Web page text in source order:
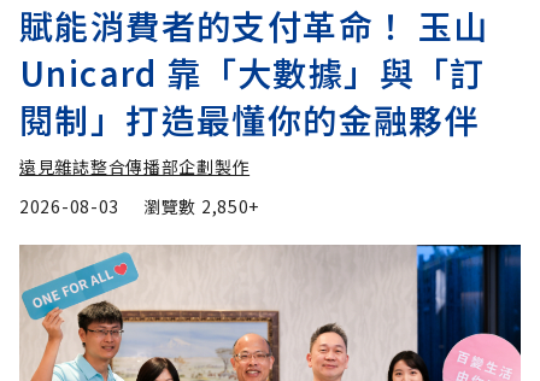
賦能消費者的支付革命！ 玉山
Unicard 靠「大數據」與「訂
閱制」打造最懂你的金融夥伴
遠見雜誌整合傳播部企劃製作
2026-08-03
瀏覽數 2,850+